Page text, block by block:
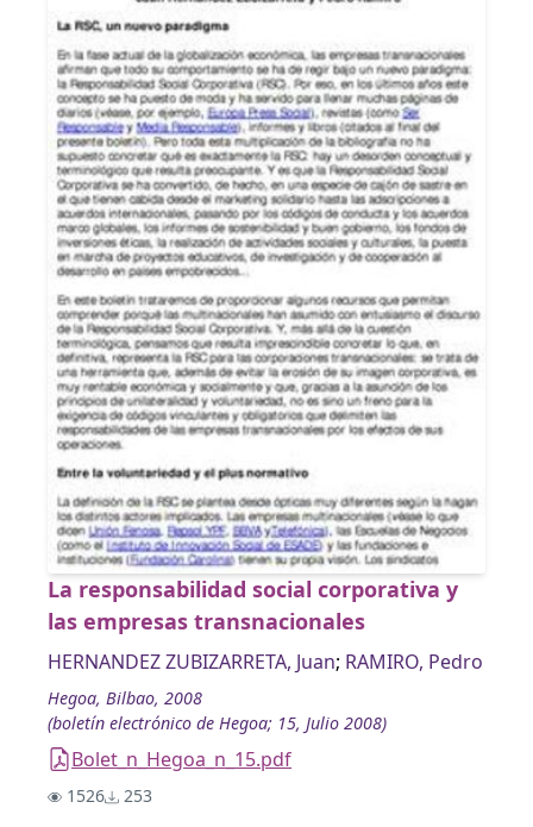
La responsabilidad social corporativa y
las empresas transnacionales
HERNANDEZ ZUBIZARRETA, Juan; RAMIRO, Pedro
Hegoa, Bilbao, 2008
(boletín electrónico de Hegoa; 15, Julio 2008)
Bolet_n_Hegoa_n_15.pdf
1526 253